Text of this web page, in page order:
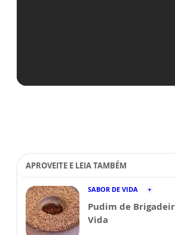
APROVEITE E LEIA TAMBÉM
SABOR DE VIDA
Pudim de
Vida